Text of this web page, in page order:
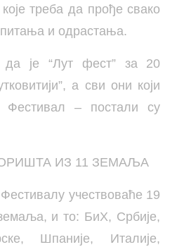
треба да прође свако
и одрастања.
да је “Лут фест” за 20
а сви они који
Фестивал – постали су
ИЗ 11 ЗЕМАЉА
учествоваће 19
и то: БиХ, Србије,
Шпаније, Италије,